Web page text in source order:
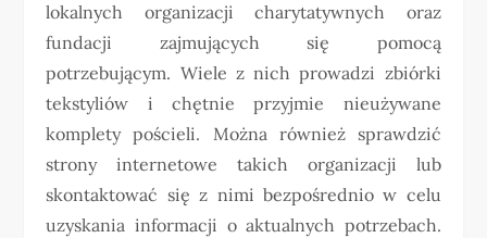
lokalnych organizacji charytatywnych oraz
fundacji zajmujących się pomocą
potrzebującym. Wiele z nich prowadzi zbiórki
tekstyliów i chętnie przyjmie nieużywane
komplety pościeli. Można również sprawdzić
strony internetowe takich organizacji lub
skontaktować się z nimi bezpośrednio w celu
uzyskania informacji o aktualnych potrzebach.